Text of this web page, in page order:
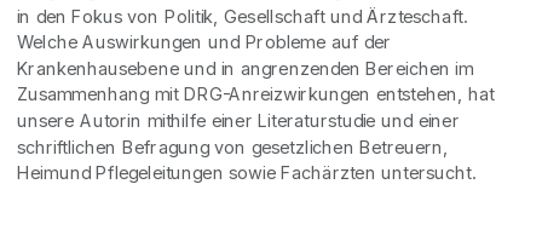
in den Fokus von Politik, Gesellschaft und Ärzteschaft.
Welche Auswirkungen und Probleme auf der
Krankenhausebene und in angrenzenden Bereichen im
Zusammenhang mit DRG-Anreizwirkungen entstehen, hat
unsere Autorin mithilfe einer Literaturstudie und einer
schriftlichen Befragung von gesetzlichen Betreuern,
Heimund Pflegeleitungen sowie Fachärzten untersucht.